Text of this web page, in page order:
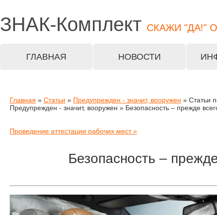
ЗНАК-Комплект СКАЖИ "ДА!"
ГЛАВНАЯ НОВОСТИ
Главная » Статьи » Предупрежден - значит, вооружен » Статьи
Предупрежден - значит, вооружен » Безопасность – прежде
Проведение аттестации рабочих мест »
Безопасность –